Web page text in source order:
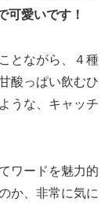
可愛いです！
とながら、４種
酸っぱい飲むひ
うな、キャッチ
ワードを魅力的
か、非常に気に